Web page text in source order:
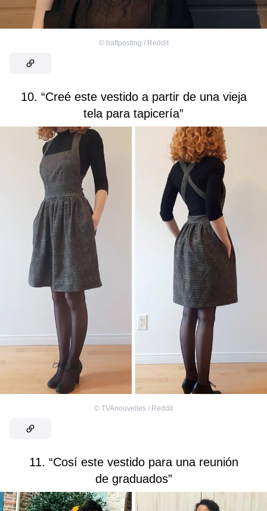
© haftposting / Reddit
10. “Creé este vestido a partir de una vieja
tela para tapicería”
© TVAnouvelles / Reddit
11. “Cosí este vestido para una reunión
de graduados”